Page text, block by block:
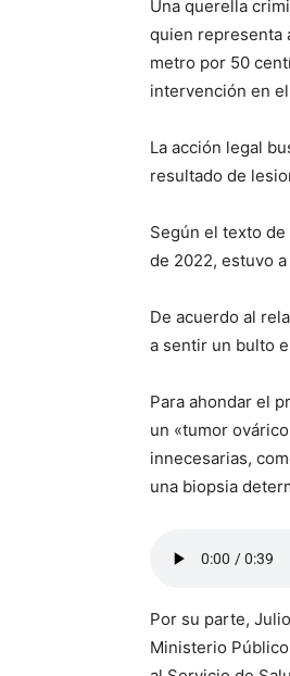
Una querella
quien representa
metro por 50
intervención en
La acción legal
resultado de
Según el texto
de 2022, estuvo
De acuerdo al
a sentir un bulto
Para ahondar el
un «tumor
innecesarias,
una biopsia
Por su parte,
Ministerio